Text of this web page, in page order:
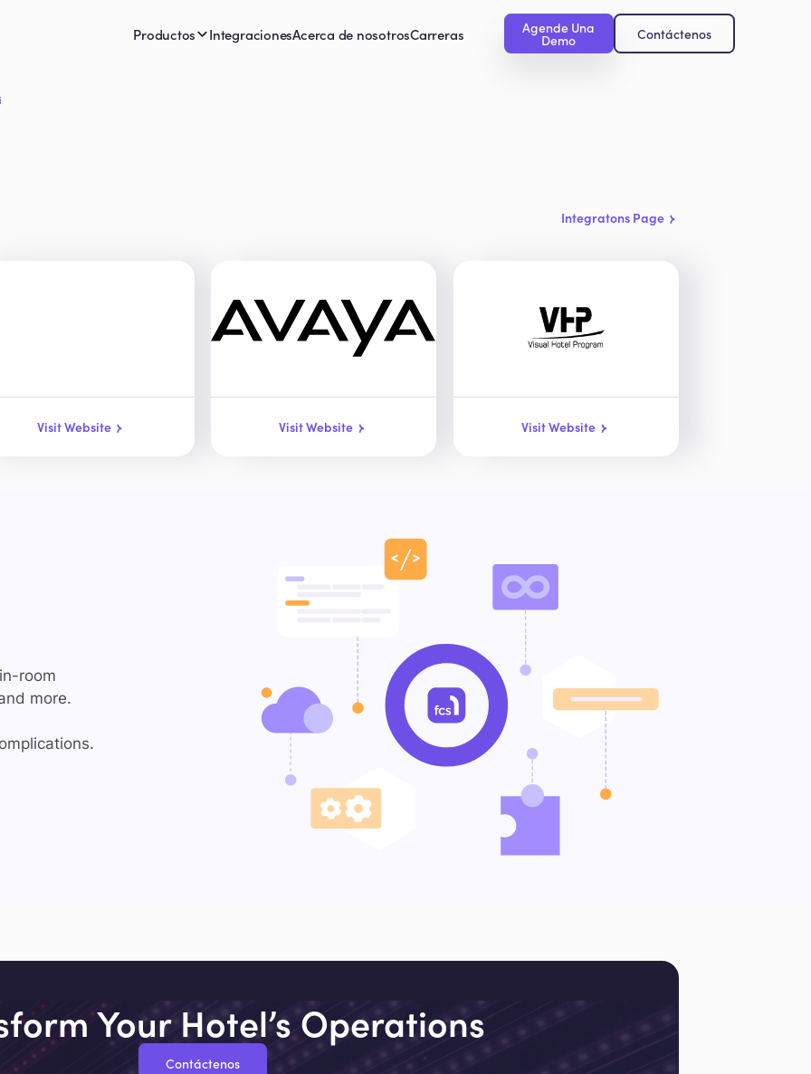
Productos IntegracionesAcerca de nosotrosCarreras Agende Una
Demo Contáctenos
Integratons Page
Visit Website Visit Website Visit Website
room
more.
Your Hotel’s Operations
Contáctenos